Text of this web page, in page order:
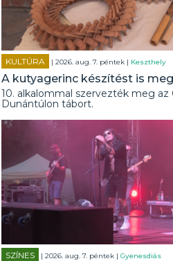
KULTÚRA | 2026. aug. 7. péntek | Keszthely
A kutyagerinc készítést is
10. alkalommal szervezték meg
Dunántúlon tábort.
SZÍNES | 2026. aug. 7. péntek |Gyenesdiás